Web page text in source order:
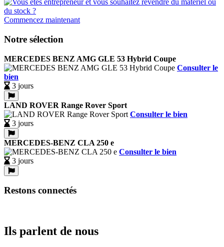
Commencez maintenant
Notre sélection
MERCEDES BENZ AMG GLE 53 Hybrid Coupe
Consulter le
bien
3 jours
LAND ROVER Range Rover Sport
Consulter le bien
3 jours
MERCEDES-BENZ CLA 250 e
Consulter le bien
3 jours
Restons connectés
Ils parlent de nous